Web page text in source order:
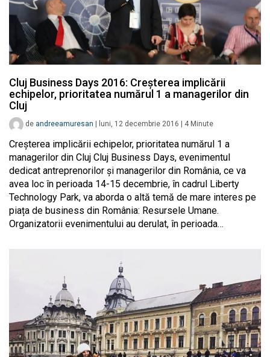
Cluj Business Days 2016: Creşterea implicării
echipelor, prioritatea numărul 1 a managerilor din
Cluj
de andreeamuresan luni, 12 decembrie 2016 4 Minute
Creşterea implicării echipelor, prioritatea numărul 1 a
managerilor din Cluj Cluj Business Days, evenimentul
dedicat antreprenorilor și managerilor din România, ce va
avea loc în perioada 14-15 decembrie, în cadrul Liberty
Technology Park, va aborda o altă temă de mare interes pe
piața de business din România: Resursele Umane.
Organizatorii evenimentului au derulat, în perioada…